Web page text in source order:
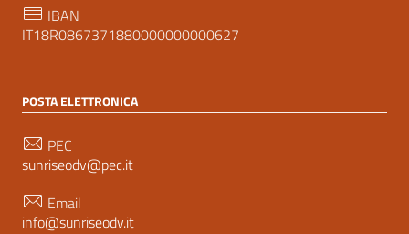
IBAN
IT18R0867371880000000000627
POSTA ELETTRONICA
PEC
sunriseodv@pec.it
Email
info@sunriseodv.it